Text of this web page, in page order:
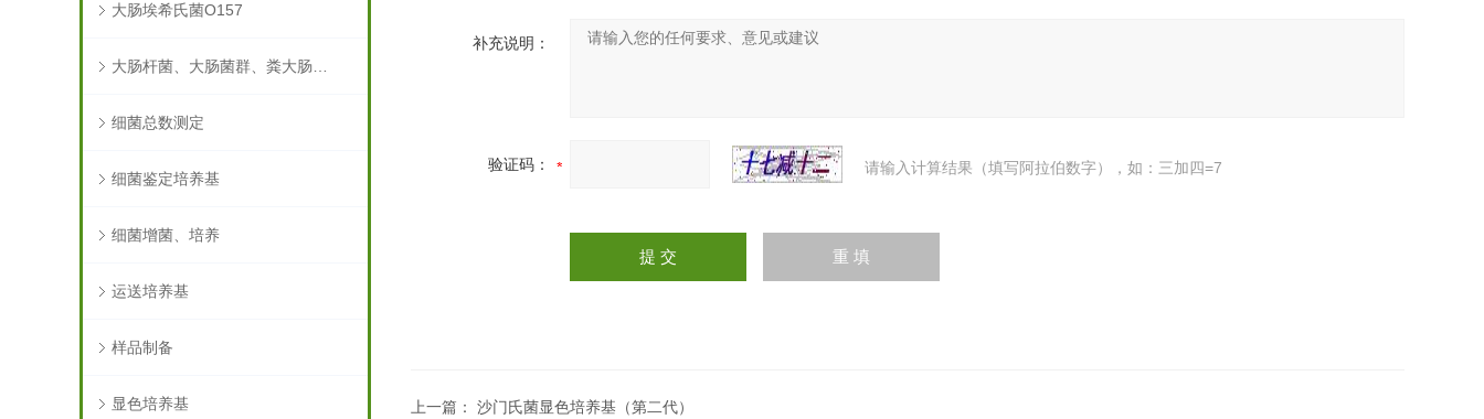
大肠埃希氏菌O157
大肠杆菌、大肠菌群、粪大肠菌群
细菌总数测定
细菌鉴定培养基
细菌增菌、培养
运送培养基
样品制备
显色培养基
补充说明：
验证码： 请输入计算结果（填写阿拉伯数字），如：三加四=7
上一篇： 沙门氏菌显色培养基（第二代）